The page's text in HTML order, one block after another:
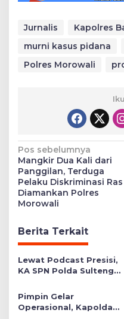
Jurnalis
Kapolres
murni kasus pidana
Polres Morowali
Navigasi
pos
Pos sebelumnya
Mangkir Dua Kali dari
Panggilan, Terduga
Pelaku Diskriminasi Ras
Diamankan Polres
Morowali
Berita Terkait
Lewat Podcast Presisi,
KA SPN Polda Sulteng
Pendidikan Polri Melalui
Kurikulum OBE
Pimpin Gelar
Operasional, Kapolda